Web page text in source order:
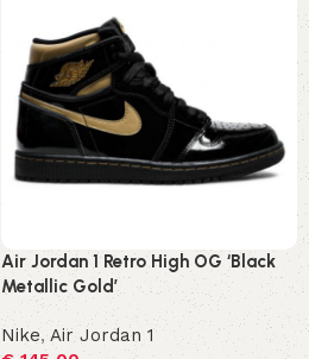
Air Jordan 1 Retro High OG ‘Black
Metallic Gold’
Nike,Air Jordan 1